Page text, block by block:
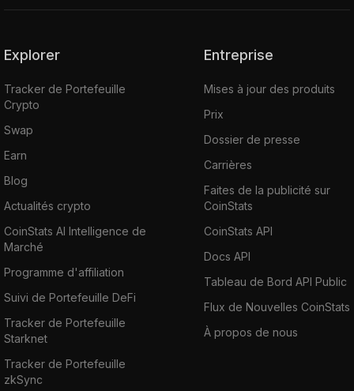
Explorer
Tracker de Portefeuille
Crypto
Swap
Earn
Blog
Actualités crypto
CoinStats AI Intelligence de
Marché
Programme d'affiliation
Suivi de Portefeuille DeFi
Tracker de Portefeuille
Starknet
Tracker de Portefeuille
zkSync
Entreprise
Mises à jour des produits
Prix
Dossier de presse
Carrières
Faites de la publicité sur
CoinStats
CoinStats API
Docs API
Tableau de Bord API Public
Flux de Nouvelles CoinStats
À propos de nous